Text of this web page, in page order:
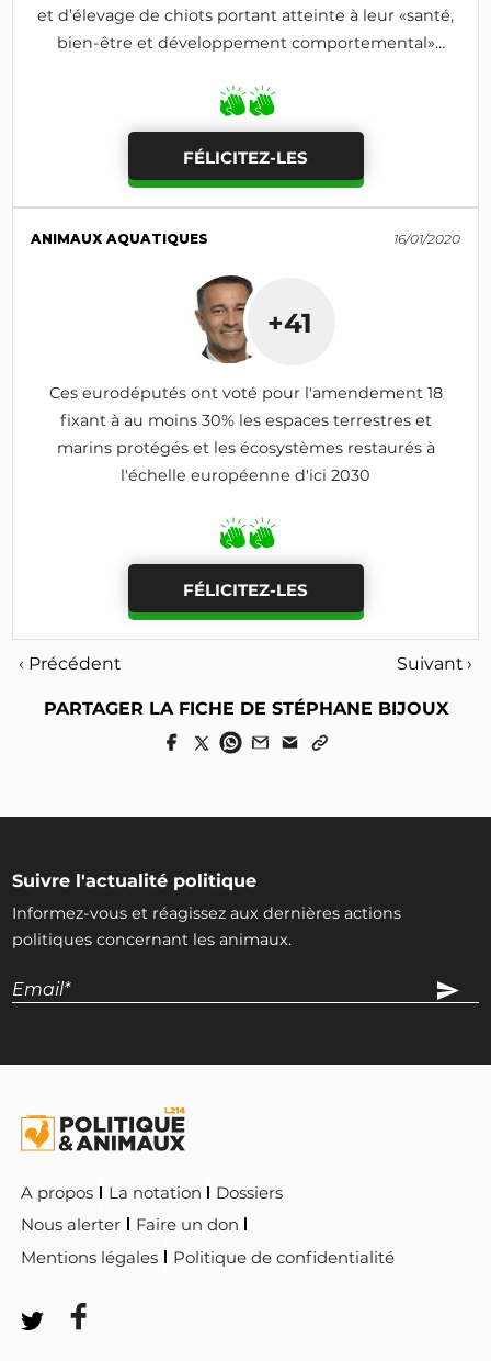
et d’élevage de chiots portant atteinte à leur «santé,
bien-être et développement comportemental»
FÉLICITEZ-LES
ANIMAUX AQUATIQUES 16/01/2020
+41
Ces eurodéputés ont voté pour l'amendement 18
fixant à au moins 30% les espaces terrestres et
marins protégés et les écosystèmes restaurés à
l'échelle européenne d'ici 2030
FÉLICITEZ-LES
‹ Précédent Suivant ›
PARTAGER LA FICHE DE STÉPHANE BIJOUX
Suivre l'actualité politique
Informez-vous et réagissez aux dernières actions
politiques concernant les animaux.
A propos La notation
Dossiers
Nous alerter
Faire un don
Mentions légales
Politique de confidentialité